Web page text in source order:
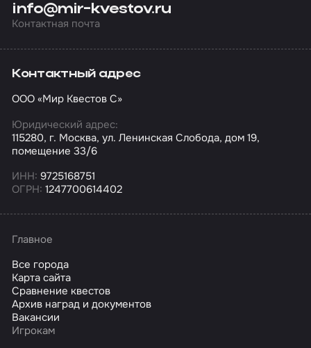
info@mir-kvestov.ru
Контактная почта
Контактный адрес
ООО «Мир Квестов С»
Юридический адрес:
115280, г. Москва, ул. Ленинская Слобода, дом 19,
помещение 33/6
ИНН: 9725168751
ОГРН: 1247700614402
Главное
Все города
Карта сайта
Сравнение квестов
Архив наград и документов
Вакансии
Игрокам